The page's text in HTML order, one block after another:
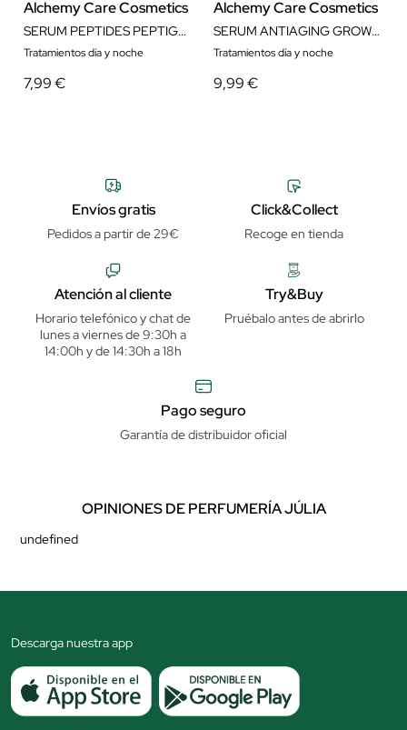
Alchemy Care Cosmetics
SERUM PEPTIDES PEPTIGENOL 30 ML
Tratamientos día y noche
7,99 €
Alchemy Care Cosmetics
SERUM ANTIAGING GROWTH FACTOR 30 ML
Tratamientos día y noche
9,99 €
Envíos gratis
Pedidos a partir de 29€
Click&Collect
Recoge en tienda
Atención al cliente
Horario telefónico y chat de
lunes a viernes de 9:30h a
14:00h y de 14:30h a 18h
Try&Buy
Pruébalo antes de abrirlo
Pago seguro
Garantía de distribuidor oficial
OPINIONES DE PERFUMERÍA JÚLIA
undefined
Descarga nuestra app